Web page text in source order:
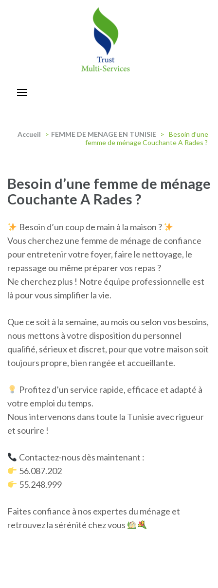
Accueil > FEMME DE MENAGE EN TUNISIE > Besoin d’une
femme de ménage Couchante A Rades ?
Besoin d’une femme de ménage
Couchante A Rades ?
Besoin d’un coup de main à la maison ?
Vous cherchez une femme de ménage de confiance
pour entretenir votre foyer, faire le nettoyage, le
repassage ou même préparer vos repas ?
Ne cherchez plus ! Notre équipe professionnelle est
là pour vous simplifier la vie.
Que ce soit à la semaine, au mois ou selon vos besoins,
nous mettons à votre disposition du personnel
qualifié, sérieux et discret, pour que votre maison soit
toujours propre, bien rangée et accueillante.
Profitez d’un service rapide, efficace et adapté à
votre emploi du temps.
Nous intervenons dans toute la Tunisie avec rigueur
et sourire !
Contactez-nous dès maintenant :
56.087.202
55.248.999
Faites confiance à nos expertes du ménage et
retrouvez la sérénité chez vous